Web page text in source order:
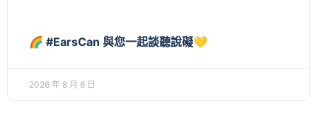
🌈 #EarsCan 與您一起談聽說礙💛
2026 年 8 月 6 日